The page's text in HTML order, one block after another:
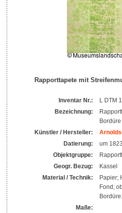
Rapporttapete mit
Inventar Nr.:
L DTM
Bezeichnung:
Bordüre
Künstler / Hersteller:
Datierung:
um
Objektgruppe:
Geogr. Bezug:
Kassel
Material / Technik:
Papier;
Fond;
Maße: